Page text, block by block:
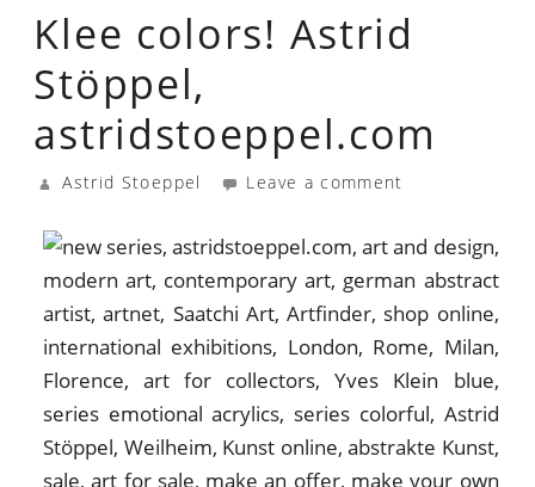
Klee colors! Astrid
Stöppel,
astridstoeppel.com
Astrid Stoeppel Leave a comment